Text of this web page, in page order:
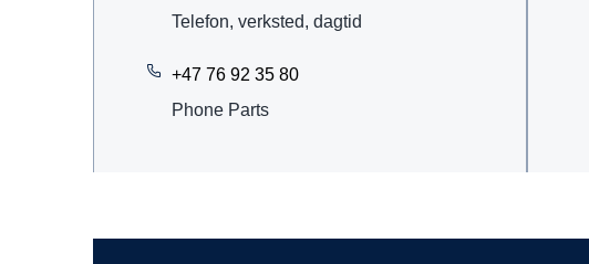
Telefon, verksted, dagtid
+47 76 92 35 80
Phone Parts